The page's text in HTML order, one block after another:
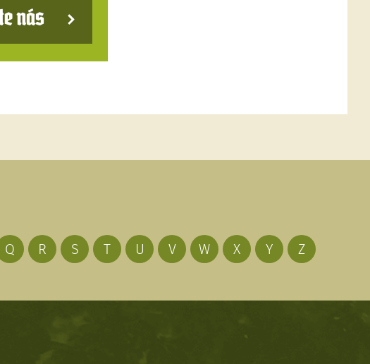
nás
Q R S T U V W X Y Z